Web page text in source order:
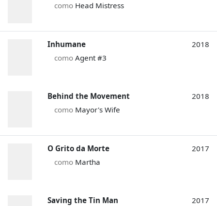
como Head Mistress
Inhumane
como Agent #3
2018
Behind the Movement
como Mayor's Wife
2018
O Grito da Morte
como Martha
2017
Saving the Tin Man
2017